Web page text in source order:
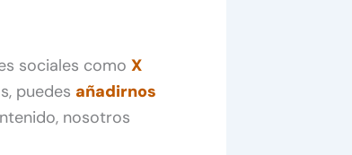
sociales como X
puedes añadirnos
nosotros